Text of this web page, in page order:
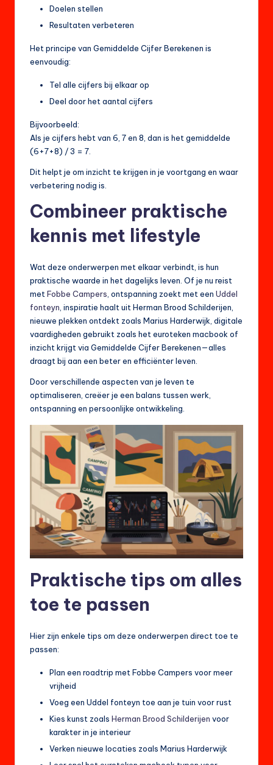
Doelen stellen
Resultaten verbeteren
Het principe van Gemiddelde Cijfer Berekenen is
eenvoudig:
Tel alle cijfers bij elkaar op
Deel door het aantal cijfers
Bijvoorbeeld:
Als je cijfers hebt van 6, 7 en 8, dan is het gemiddelde
(6+7+8) / 3 = 7.
Dit helpt je om inzicht te krijgen in je voortgang en waar
verbetering nodig is.
Combineer praktische
kennis met lifestyle
Wat deze onderwerpen met elkaar verbindt, is hun
praktische waarde in het dagelijks leven. Of je nu reist
met Fobbe Campers , ontspanning zoekt met een Uddel
fonteyn , inspiratie haalt uit Herman Brood Schilderijen,
nieuwe plekken ontdekt zoals Marius Harderwijk, digitale
vaardigheden gebruikt zoals het euroteken macbook of
inzicht krijgt via Gemiddelde Cijfer Berekenen—alles
draagt bij aan een beter en efficiënter leven.
Door verschillende aspecten van je leven te
optimaliseren, creëer je een balans tussen werk,
ontspanning en persoonlijke ontwikkeling.
Praktische tips om alles
toe te passen
Hier zijn enkele tips om deze onderwerpen direct toe te
passen:
Plan een roadtrip met Fobbe Campers voor meer
vrijheid
Voeg een Uddel fonteyn toe aan je tuin voor rust
Kies kunst zoals Herman Brood Schilderijen voor
karakter in je interieur
Verken nieuwe locaties zoals Marius Harderwijk